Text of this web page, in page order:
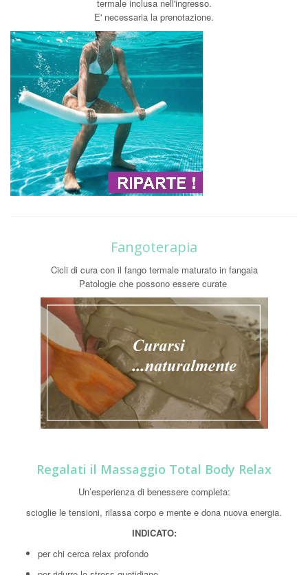
termale inclusa nell'ingresso.
E' necessaria la prenotazione.
Fangoterapia
Cicli di cura con il fango termale maturato in fangaia
Patologie che possono essere curate
Regalati il Massaggio Total Body Relax
Un’esperienza di benessere completa:
scioglie le tensioni, rilassa corpo e mente e dona nuova energia.
INDICATO:
per chi cerca relax profondo